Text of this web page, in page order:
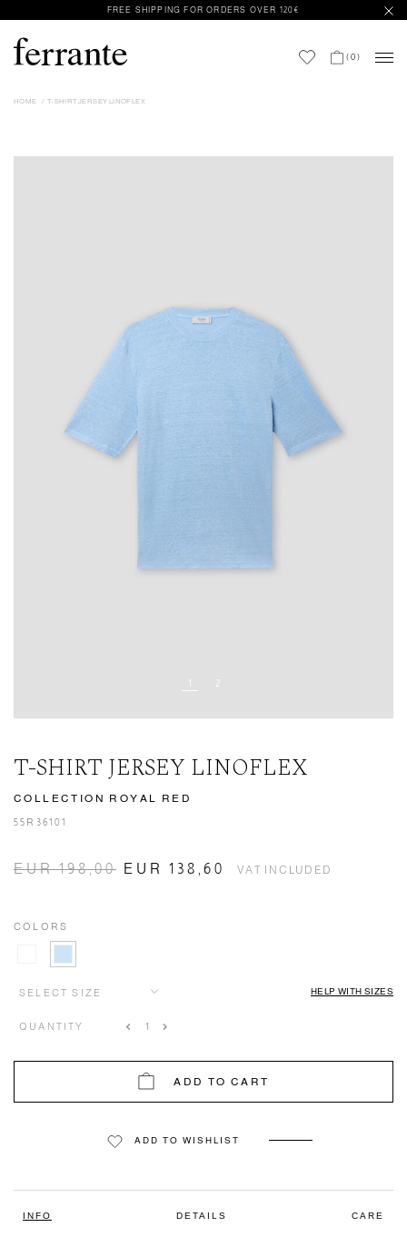
FREE SHIPPING FOR ORDERS OVER 120€
(0)
HOME T-SHIRT JERSEY LINOFLEX
T-SHIRT JERSEY LINOFLEX
COLLECTION ROYAL RED
55R36101
EUR 198,00 EUR 138,60 VAT INCLUDED
COLORS
SELECT SIZE HELP WITH SIZES
QUANTITY
ADD TO CART
ADD TO WISHLIST
INFO DETAILS CARE